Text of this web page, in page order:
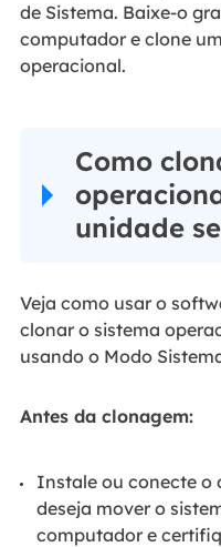
de Sistema. Baixe-o
computador e clone
operacional.
Como
unidade
Veja como usar o
clonar o sistema
usando o Modo
Antes da clonagem:
Instale ou conecte o
deseja mover o
computador e